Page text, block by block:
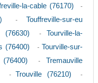
la-cable (76170) -
- Touffreville-sur-eu
(76630) - Tourville-la-
(76400) - Tourville-sur-
- Tremauville
- Trouville (76210) -